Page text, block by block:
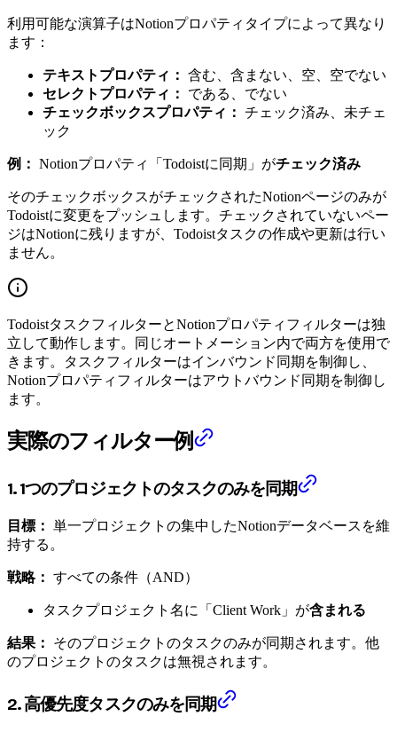
利用可能な演算子はNotionプロパティタイプによって異なり
ます：
テキストプロパティ： 含む、含まない、空、空でない
セレクトプロパティ：
である、でない
チェックボックスプロパティ： チェック済み、未チェ
ック
例： Notionプロパティ「Todoistに同期」がチェック済み
そのチェックボックスがチェックされたNotionページのみが
Todoistに変更をプッシュします。チェックされていないペー
ジはNotionに残りますが、Todoistタスクの作成や更新は行い
ません。
TodoistタスクフィルターとNotionプロパティフィルターは独
立して動作します。同じオートメーション内で両方を使用で
きます。タスクフィルターはインバウンド同期を制御し、
Notionプロパティフィルターはアウトバウンド同期を制御し
ます。
実際のフィルター例
1. 1つのプロジェクトのタスクのみを同期
目標： 単一プロジェクトの集中したNotionデータベースを維
持する。
戦略： すべての条件（AND）
タスクプロジェクト名に「Client Work」が含まれる
結果：
そのプロジェクトのタスクのみが同期されます。他
のプロジェクトのタスクは無視されます。
2. 高優先度タスクのみを同期